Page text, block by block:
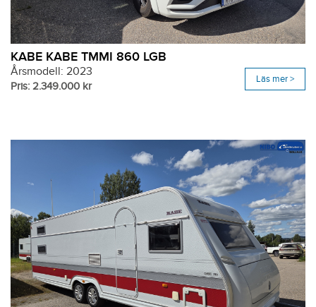
KABE KABE TMMI 860 LGB
Årsmodell: 2023
Pris: 2.349.000 kr
Läs mer >